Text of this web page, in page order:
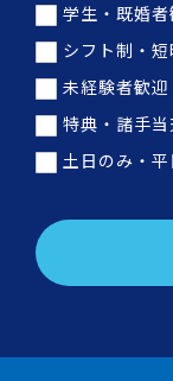
学生・既婚者
シフト制・
未経験者歓迎
特典・諸手
土日のみ・